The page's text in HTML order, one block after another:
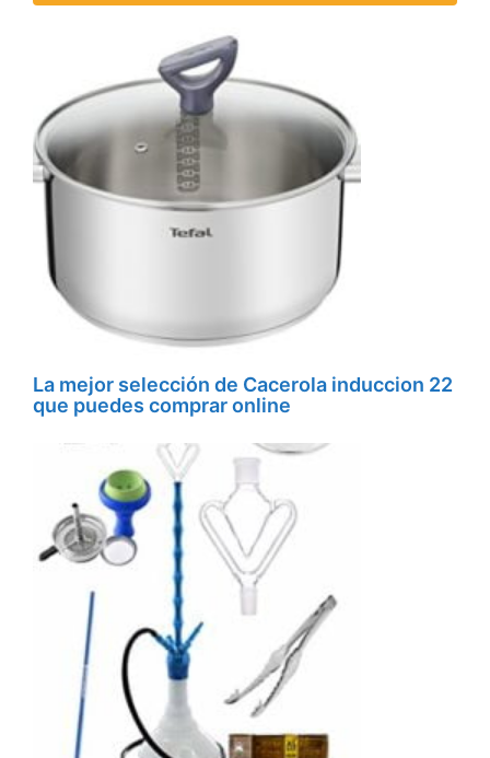
La mejor selección de Cacerola induccion 22
que puedes comprar online